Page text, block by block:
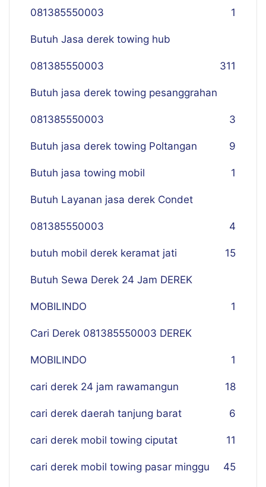
081385550003 1
Butuh Jasa derek towing hub
081385550003 311
Butuh jasa derek towing pesanggrahan
081385550003 3
Butuh jasa derek towing Poltangan 9
Butuh jasa towing mobil 1
Butuh Layanan jasa derek Condet
081385550003 4
butuh mobil derek keramat jati 15
Butuh Sewa Derek 24 Jam DEREK
MOBILINDO 1
Cari Derek 081385550003 DEREK
MOBILINDO 1
cari derek 24 jam rawamangun 18
cari derek daerah tanjung barat 6
cari derek mobil towing ciputat 11
cari derek mobil towing pasar minggu 45